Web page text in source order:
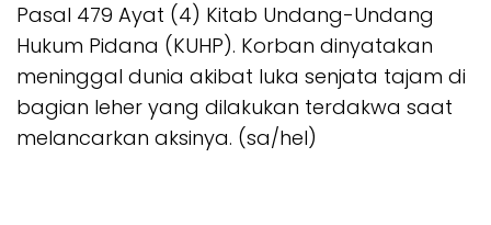
Pasal 479 Ayat (4) Kitab Undang-Undang
Hukum Pidana (KUHP). Korban dinyatakan
meninggal dunia akibat luka senjata tajam di
bagian leher yang dilakukan terdakwa saat
melancarkan aksinya. (sa/hel)